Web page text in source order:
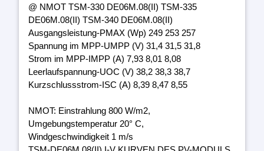
@ NMOT TSM-330 DE06M.08(II) TSM-335
DE06M.08(II) TSM-340 DE06M.08(II)
Ausgangsleistung-PMAX (Wp) 249 253 257
Spannung im MPP-UMPP (V) 31,4 31,5 31,8
Strom im MPP-IMPP (A) 7,93 8,01 8,08
Leerlaufspannung-UOC (V) 38,2 38,3 38,7
Kurzschlussstrom-ISC (A) 8,39 8,47 8,55
NMOT: Einstrahlung 800 W/m2,
Umgebungstemperatur 20° C,
Windgeschwindigkeit 1 m/s